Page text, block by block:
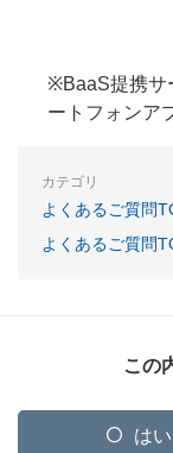
※BaaS提携サ
ートフォンア
カテゴリ
よくあるご質問
よくあるご質問
この
はい